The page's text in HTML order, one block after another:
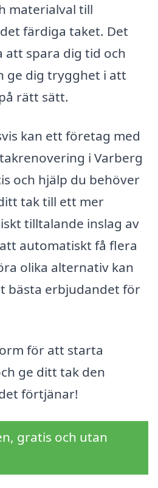
materialval till
färdiga taket. Det
att spara dig tid och
ge dig trygghet i att
rätt sätt.
kan ett företag med
i Varberg
och hjälp du behöver
tak till ett mer
tilltalande inslag av
automatiskt få flera
olika alternativ kan
bästa erbjudandet för
för att starta
ge ditt tak den
förtjänar!
gratis och utan